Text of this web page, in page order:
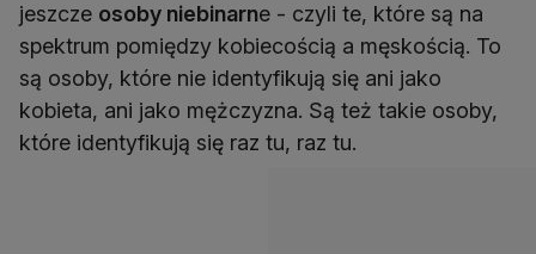
jeszcze osoby niebinarne - czyli te, które są na
spektrum pomiędzy kobiecością a męskością. To
są osoby, które nie identyfikują się ani jako
kobieta, ani jako mężczyzna. Są też takie osoby,
które identyfikują się raz tu, raz tu.